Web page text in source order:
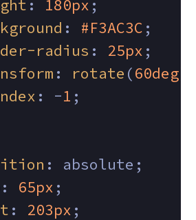
: 180px ;
: #F3AC3C ;
radius : 25px ;
: rotate (60deg
: -1 ;
: absolute;
: 65px ;
: 203px ;